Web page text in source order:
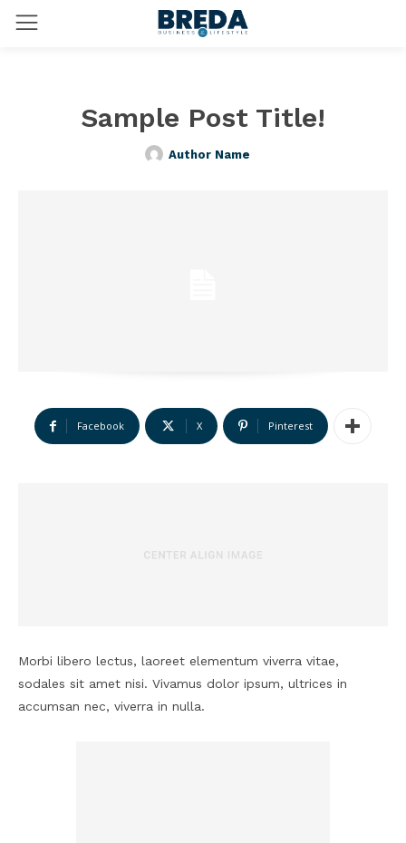
Sample Post Title!
Author Name
Facebook X Pinterest
Morbi libero lectus, laoreet elementum viverra vitae,
sodales sit amet nisi. Vivamus dolor ipsum, ultrices in
accumsan nec, viverra in nulla.